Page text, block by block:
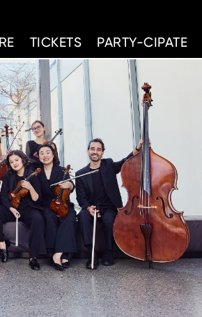
TICKETS PARTY-CIPATE